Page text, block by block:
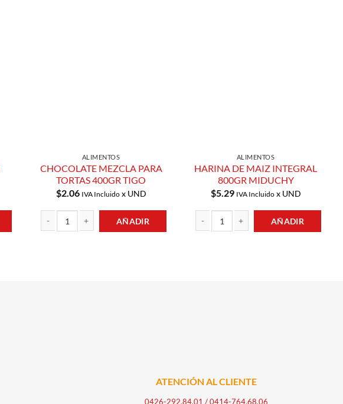
ALIMENTOS
CHOCOLATE MEZCLA PARA
TORTAS 400GR TIGO
$2.06 IVA Incluidox UND
AÑADIR
ALIMENTOS
HARINA DE MAIZ INTEGRAL
800GR MIDUCHY
$5.29 IVA Incluidox UND
AÑADIR
ATENCIÓN AL CLIENTE
0426-292.84.01 /0414-764.68.06